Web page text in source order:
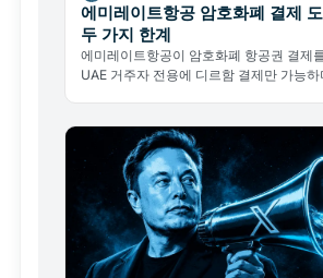
에미레이트항공 암호화폐 결제
두 가지 한계
에미레이트항공이 암호화폐 항공권 결제
UAE 거주자 전용에 디르함 결제만 가능하